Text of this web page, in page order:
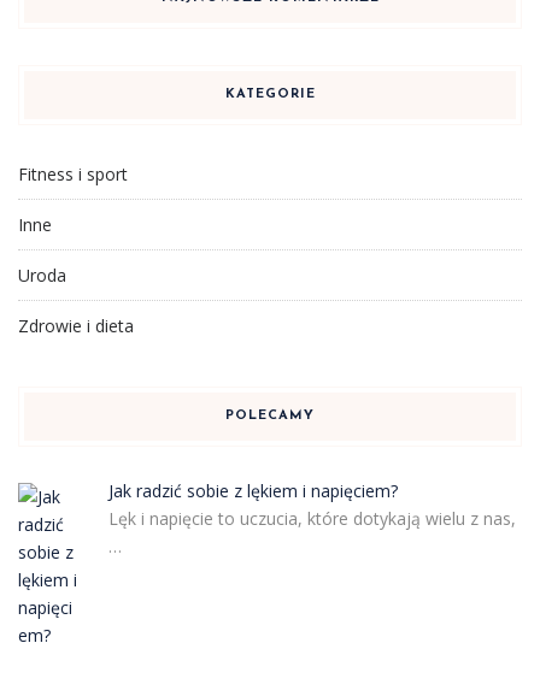
KATEGORIE
Fitness i sport
Inne
Uroda
Zdrowie i dieta
POLECAMY
Jak radzić sobie z lękiem i napięciem?
Lęk i napięcie to uczucia, które dotykają wielu z nas,
…